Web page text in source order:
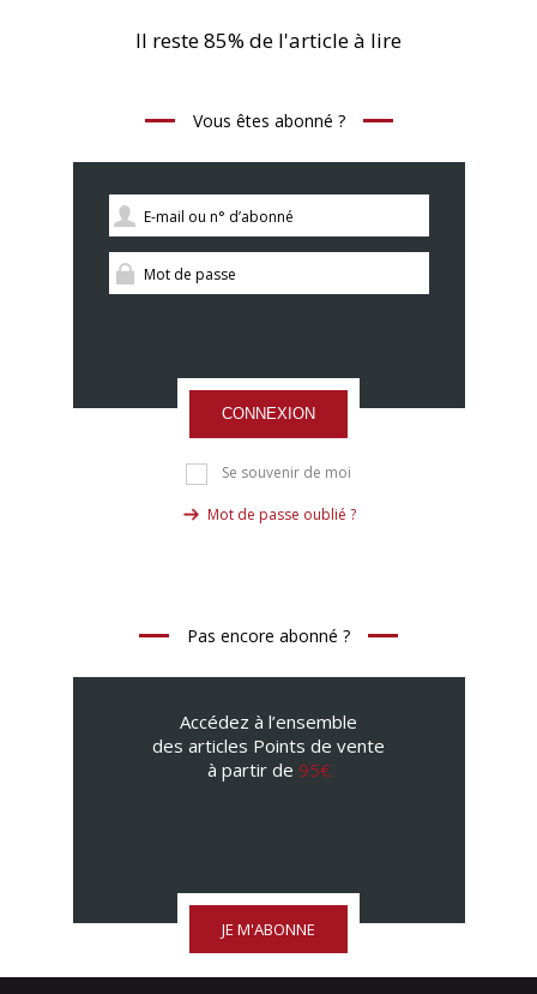
Il reste 85% de l'article à lire
Vous êtes abonné ?
CONNEXION
Se souvenir de moi
Mot de passe oublié ?
Pas encore abonné ?
Accédez à l’ensemble
des articles Points de vente
à partir de 95€
JE M'ABONNE